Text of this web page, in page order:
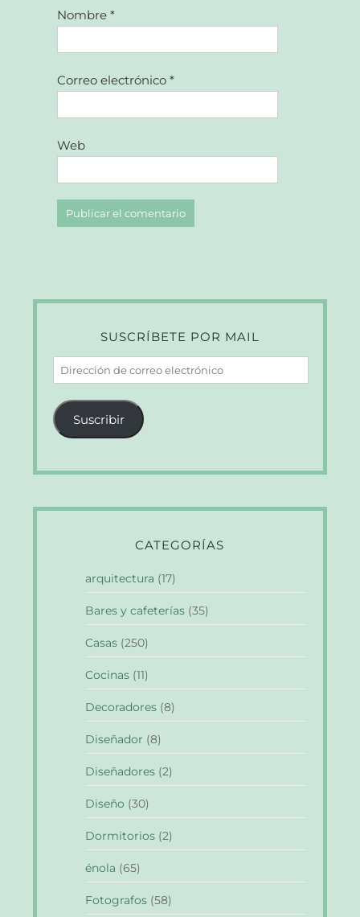
Nombre*
Correo electrónico*
Web
SUSCRÍBETE POR MAIL
Dirección
de
correo
electrónico
Suscribir
CATEGORÍAS
arquitectura (17)
Bares y cafeterías (35)
Casas (250)
Cocinas (11)
Decoradores (8)
Diseñador (8)
Diseñadores (2)
Diseño (30)
Dormitorios (2)
énola (65)
Fotografos (58)